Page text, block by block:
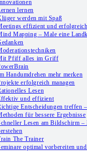
lernen
werden mit Spaß
effizient und
Mapping – Male eine
Pfiff alles im Griff
Handumdrehen mehr merken
erfolgreich managen
Lesen
und effizient
Entscheidungen treffen
für bessere Ergebnisse
Lesen am Bildschirm –
The Trainer
optimal vorbereiten